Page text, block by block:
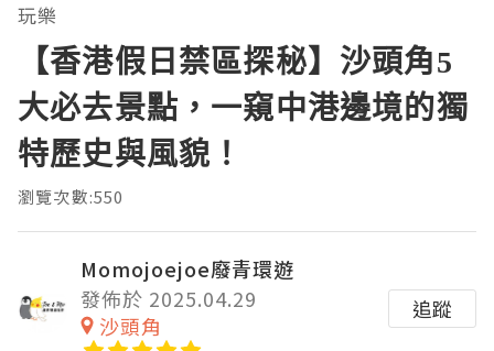
玩樂
【香港假日禁區探秘】沙頭角5
大必去景點，一窺中港邊境的獨
特歷史與風貌！
瀏覽次數:550
Momojoejoe廢青環遊
發佈於 2025.04.29
沙頭角
追蹤